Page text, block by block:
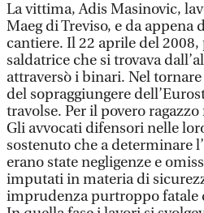
La vittima, Adis Masinovic,
Maeg di Treviso, e da appena
cantiere. Il 22 aprile del
saldatrice che si trovava
attraversò i binari. Nel
del sopraggiungere
travolse. Per il povero
Gli avvocati difensori nelle
sostenuto che a determinare
erano state negligenze e
imputati in materia di
imprudenza purtroppo fatale